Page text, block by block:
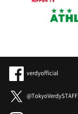
verdyofficial
@TokyoVerdySTAFF